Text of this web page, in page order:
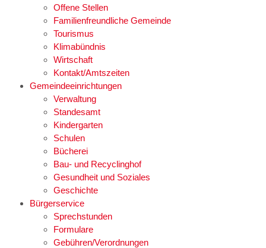
Offene Stellen
Familienfreundliche Gemeinde
Tourismus
Klimabündnis
Wirtschaft
Kontakt/Amtszeiten
Gemeindeeinrichtungen
Verwaltung
Standesamt
Kindergarten
Schulen
Bücherei
Bau- und Recyclinghof
Gesundheit und Soziales
Geschichte
Bürgerservice
Sprechstunden
Formulare
Gebühren/Verordnungen